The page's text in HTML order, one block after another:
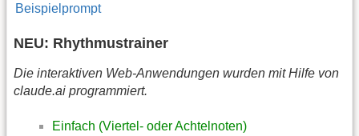
Beispielprompt
NEU: Rhythmustrainer
Die interaktiven Web-Anwendungen wurden mit Hilfe von
claude.ai programmiert.
Einfach (Viertel- oder Achtelnoten)